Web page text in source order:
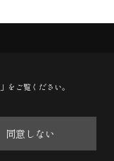
」をご覧ください。
同意しない